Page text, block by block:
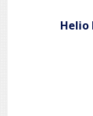
Helio